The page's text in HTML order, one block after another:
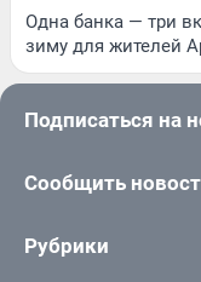
Одна банка — три
зиму для жителей
Подписаться на
Сообщить
Рубрики